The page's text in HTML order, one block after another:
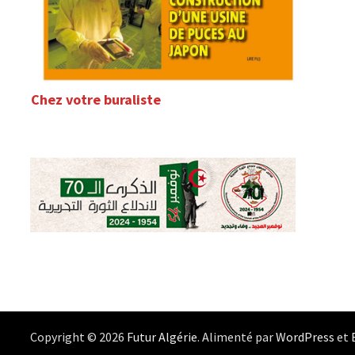
Chez votre buraliste
Copyright © 2026 Futur Algérie. Alimenté parWordPress et